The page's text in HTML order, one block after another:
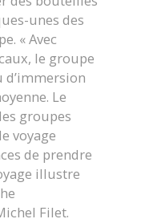
unes des
« Avec
le groupe
d’immersion
Le
groupes
voyage
de prendre
illustre
Filet.